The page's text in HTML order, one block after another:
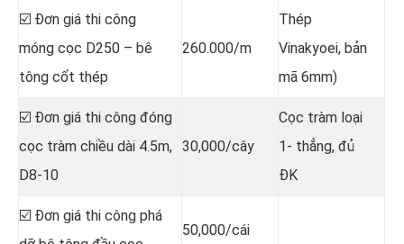
☑️ Đơn giá thi công
móng cọc D250 – bê
tông cốt thép
260.000/m
Thép
Vinakyoei, bản
mã 6mm)
☑️ Đơn giá thi công đóng
cọc tràm chiều dài 4.5m,
D8-10
30,000/cây
Cọc tràm loại
1- thẳng, đủ
ĐK
☑️ Đơn giá thi công phá
50,000/cái